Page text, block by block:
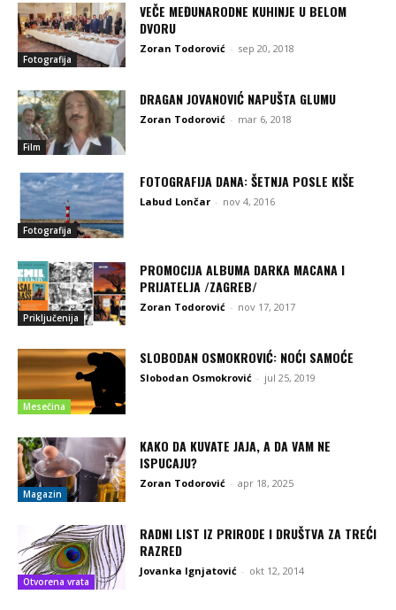
Fotografija
VEČE MEĐUNARODNE KUHINJE U BELOM
DVORU
Zoran Todorović - sep 20, 2018
Film
DRAGAN JOVANOVIĆ NAPUŠTA GLUMU
Zoran Todorović - mar 6, 2018
Fotografija
FOTOGRAFIJA DANA: ŠETNJA POSLE KIŠE
Labud Lončar - nov 4, 2016
Priključenija
PROMOCIJA ALBUMA DARKA MACANA I
PRIJATELJA /ZAGREB/
Zoran Todorović - nov 17, 2017
Mesečina
SLOBODAN OSMOKROVIĆ: NOĆI SAMOĆE
Slobodan Osmokrović - jul 25, 2019
Magazin
KAKO DA KUVATE JAJA, A DA VAM NE
ISPUCAJU?
Zoran Todorović - apr 18, 2025
Otvorena vrata
RADNI LIST IZ PRIRODE I DRUŠTVA ZA TREĆI
RAZRED
Jovanka Ignjatović - okt 12, 2014